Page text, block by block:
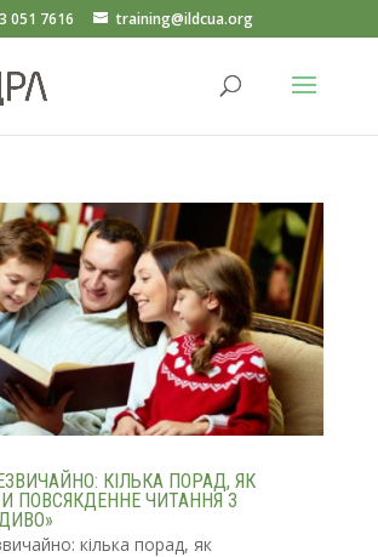
051 7616 training@ildcua.org
КІЛЬКА ПОРАД, ЯК
ПОВСЯКДЕННЕ ЧИТАННЯ З
кілька порад, як